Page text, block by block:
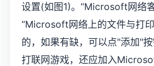
设置(如图1)。“Microsoft网络客
“Microsoft网络上的文件与打
的，如果有缺，可以点"添加"
打联网游戏，还应加入